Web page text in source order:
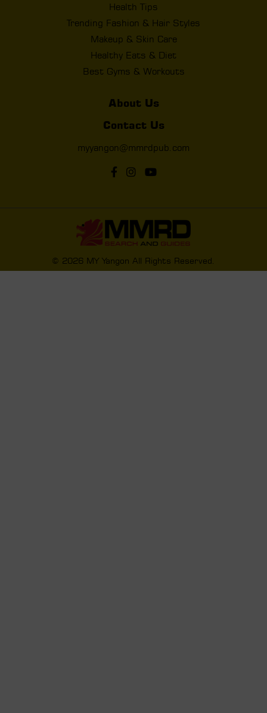
Health Tips
Trending Fashion & Hair Styles
Makeup & Skin Care
Healthy Eats & Diet
Best Gyms & Workouts
About Us
Contact Us
myyangon@mmrdpub.com
© 2026 MY Yangon All Rights Reserved.